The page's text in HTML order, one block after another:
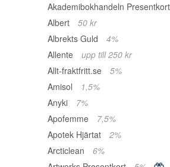
Akademibokhandeln
Albert
50 kr
Albrekts Guld
4%
Allente
upp till 250 kr
Allt-fraktfritt.se
5%
Amisol
1,5%
Anyki
7%
Apofemme
7,5%
Apotek Hjärtat
2%
Arcticlean
6%